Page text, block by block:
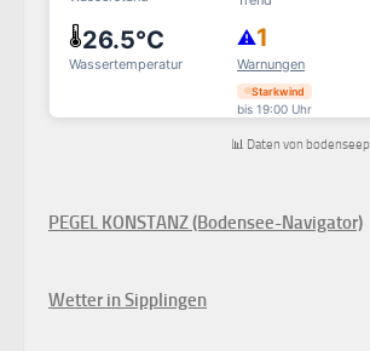
📊 Daten von
PEGEL KONSTANZ (Bodensee-Navigator)
Wetter in Sipplingen